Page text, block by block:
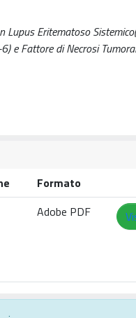
Eritematoso
e Fattore di Necrosi
Formato
Adobe PDF